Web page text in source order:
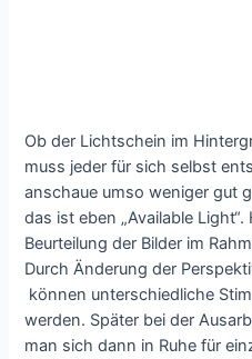
Ob der Lichtschein im
muss jeder für sich selbst
anschaue umso weniger gut
das ist eben „Available
Beurteilung der Bilder im
Durch Änderung der
können unterschiedliche
werden. Später bei der
man sich dann in Ruhe für